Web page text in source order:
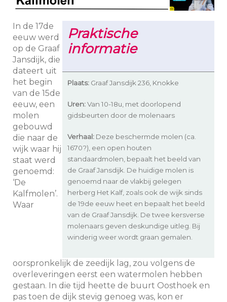
Praktische
informatie
Plaats: Graaf Jansdijk 236, Knokke
Uren:Van 10-18u, met doorlopend
gidsbeurten door de molenaars
Verhaal: Deze beschermde molen (ca.
1670?), een open houten
standaardmolen, bepaalt het beeld van
de Graaf Jansdijk. De huidige molen is
genoemd naar de vlakbij gelegen
herberg Het Kalf, zoals ook de wijk sinds
de 19de eeuw heet en bepaalt het beeld
van de Graaf Jansdijk. De twee kersverse
molenaars geven deskundige uitleg. Bij
winderig weer wordt graan gemalen.
In de 17de
eeuw werd
op de Graaf
Jansdijk, die
dateert uit
het begin
van de 15de
eeuw, een
molen
gebouwd
die naar de
wijk waar hij
staat werd
genoemd:
‘De
Kalfmolen’.
Waar
oorspronkelijk de zeedijk lag, zou volgens de
overleveringen eerst een watermolen hebben
gestaan. In die tijd heette de buurt Oosthoek en
pas toen de dijk stevig genoeg was, kon er